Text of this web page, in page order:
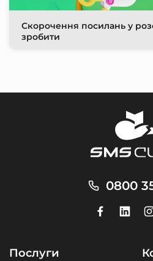
Скорочення посилань у
зробити
0800
Послуги